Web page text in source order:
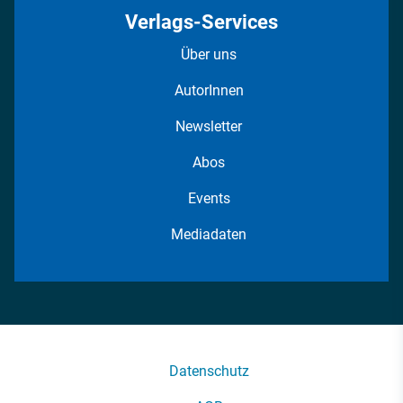
Verlags-Services
Über uns
AutorInnen
Newsletter
Abos
Events
Mediadaten
Datenschutz